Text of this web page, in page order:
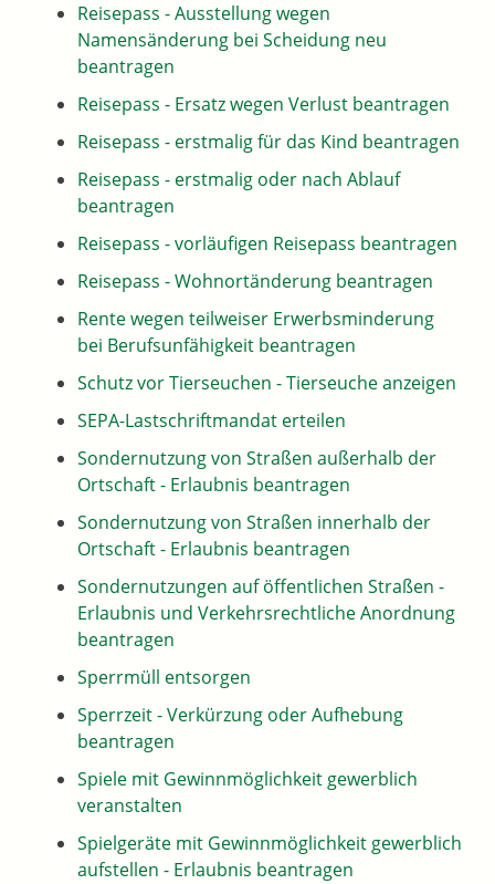
Reisepass - Ausstellung wegen
Namensänderung bei Scheidung neu
beantragen
Reisepass - Ersatz wegen Verlust beantragen
Reisepass - erstmalig für das Kind beantragen
Reisepass - erstmalig oder nach Ablauf
beantragen
Reisepass - vorläufigen Reisepass beantragen
Reisepass - Wohnortänderung beantragen
Rente wegen teilweiser Erwerbsminderung
bei Berufsunfähigkeit beantragen
Schutz vor Tierseuchen - Tierseuche anzeigen
SEPA-Lastschriftmandat erteilen
Sondernutzung von Straßen außerhalb der
Ortschaft - Erlaubnis beantragen
Sondernutzung von Straßen innerhalb der
Ortschaft - Erlaubnis beantragen
Sondernutzungen auf öffentlichen Straßen -
Erlaubnis und Verkehrsrechtliche Anordnung
beantragen
Sperrmüll entsorgen
Sperrzeit - Verkürzung oder Aufhebung
beantragen
Spiele mit Gewinnmöglichkeit gewerblich
veranstalten
Spielgeräte mit Gewinnmöglichkeit gewerblich
aufstellen - Erlaubnis beantragen